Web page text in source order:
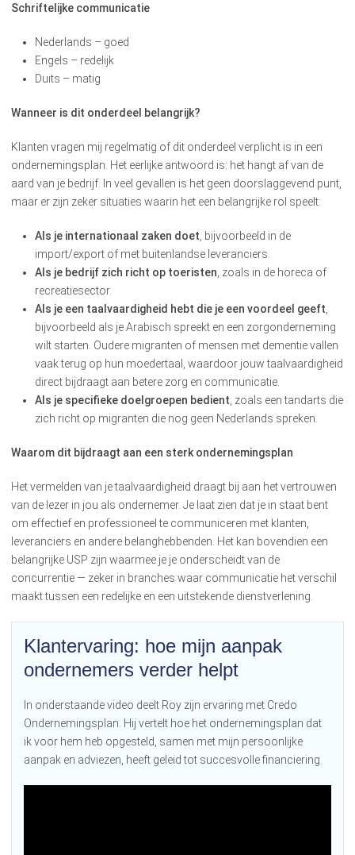
Schriftelijke communicatie
Nederlands – goed
Engels – redelijk
Duits – matig
Wanneer is dit onderdeel belangrijk?
Klanten vragen mij regelmatig of dit onderdeel verplicht is in een
ondernemingsplan. Het eerlijke antwoord is: het hangt af van de
aard van je bedrijf. In veel gevallen is het geen doorslaggevend punt,
maar er zijn zeker situaties waarin het een belangrijke rol speelt:
Als je internationaal zaken doet , bijvoorbeeld in de
import/export of met buitenlandse leveranciers.
Als je bedrijf zich richt op toeristen , zoals in de horeca of
recreatiesector.
Als je een taalvaardigheid hebt die je een voordeel geeft
bijvoorbeeld als je Arabisch spreekt en een zorgonderneming
wilt starten. Oudere migranten of mensen met dementie vallen
vaak terug op hun moedertaal, waardoor jouw taalvaardigheid
direct bijdraagt aan betere zorg en communicatie.
Als je specifieke doelgroepen bedient , zoals een tandarts die
zich richt op migranten die nog geen Nederlands spreken.
Waarom dit bijdraagt aan een sterk ondernemingsplan
Het vermelden van je taalvaardigheid draagt bij aan het vertrouwen
van de lezer in jou als ondernemer. Je laat zien dat je in staat bent
om effectief en professioneel te communiceren met klanten,
leveranciers en andere belanghebbenden. Het kan bovendien een
belangrijke USP zijn waarmee je je onderscheidt van de
concurrentie — zeker in branches waar communicatie het verschil
maakt tussen een redelijke en een uitstekende dienstverlening.
Klantervaring: hoe mijn aanpak
ondernemers verder helpt
In onderstaande video deelt Roy zijn ervaring met Credo
Ondernemingsplan. Hij vertelt hoe het ondernemingsplan dat
ik voor hem heb opgesteld, samen met mijn persoonlijke
aanpak en adviezen, heeft geleid tot succesvolle financiering.